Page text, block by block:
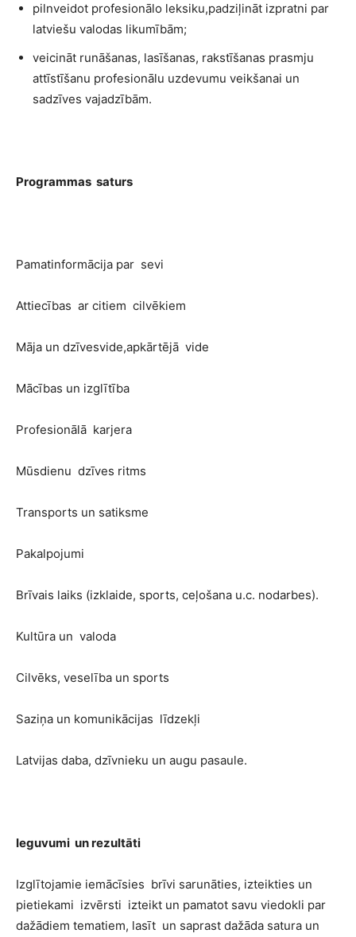
pilnveidot profesionālo leksiku,padziļināt izpratni par
latviešu valodas likumībām;
veicināt runāšanas, lasīšanas, rakstīšanas prasmju
attīstīšanu profesionālu uzdevumu veikšanai un
sadzīves vajadzībām.
Programmas saturs
Pamatinformācija par sevi
Attiecības ar citiem cilvēkiem
Māja un dzīvesvide,apkārtējā vide
Mācības un izglītība
Profesionālā karjera
Mūsdienu dzīves ritms
Transports un satiksme
Pakalpojumi
Brīvais laiks (izklaide, sports, ceļošana u.c. nodarbes).
Kultūra un valoda
Cilvēks, veselība un sports
Saziņa un komunikācijas līdzekļi
Latvijas daba, dzīvnieku un augu pasaule.
Ieguvumi un rezultāti
Izglītojamie iemācīsies brīvi sarunāties, izteikties un
pietiekami izvērsti izteikt un pamatot savu viedokli par
dažādiem tematiem, lasīt un saprast dažāda satura un